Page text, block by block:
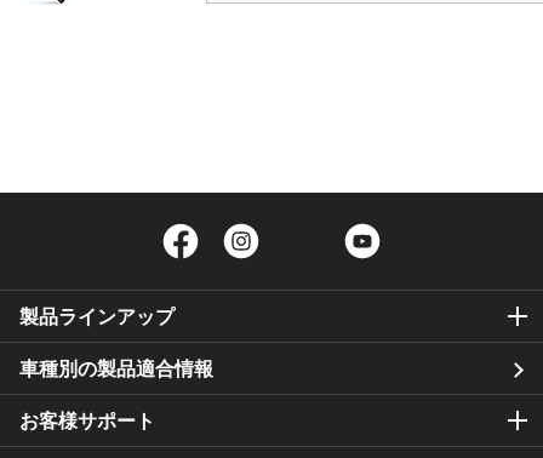
Facebook Twitter
製品ラインアップ
車種別の製品適合情報
お客様サポート